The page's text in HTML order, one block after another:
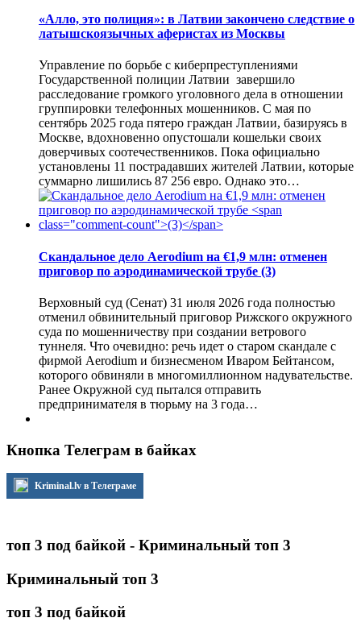
«Алло, это полиция»: в Латвии закончено следствие о
латышскоязычных аферистах из Москвы
Управление по борьбе с киберпреступлениями
Государственной полиции Латвии завершило
расследование громкого уголовного дела в отношении
группировки телефонных мошенников. С мая по
сентябрь 2025 года пятеро граждан Латвии, базируясь в
Москве, вдохновенно опустошали кошельки своих
доверчивых соотечественников. Пока официально
установлены 11 пострадавших жителей Латвии, которые
суммарно лишились 87 256 евро. Однако это…
Скандальное дело Aerodium на €1,9 млн: отменен
приговор по аэродинамической трубе (3)
Верховный суд (Сенат) 31 июля 2026 года полностью
отменил обвинительный приговор Рижского окружного
суда по мошенничеству при создании ветрового
туннеля. Что очевидно: речь идет о старом скандале с
фирмой Aerodium и бизнесменом Иваром Бейтансом,
которого обвиняли в многомиллионном надувательстве.
Ранее Окружной суд пытался отправить
предпринимателя в тюрьму на 3 года…
Кнопка Телеграм в байках
Kriminal.lv в Телеграме
топ 3 под байкой - Криминальный топ 3
Криминальный топ 3
топ 3 под байкой